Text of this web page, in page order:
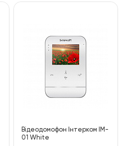
Відеодомофон Інтерком IM-
01 White